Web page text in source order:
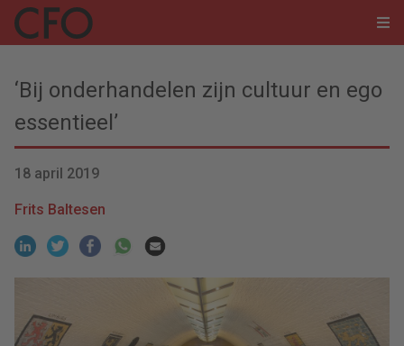
‘Bij onderhandelen zijn cultuur en ego
essentieel’
18 april 2019
Frits Baltesen